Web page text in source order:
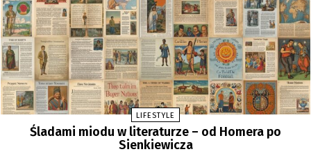
LIFESTYLE
Śladami miodu w literaturze – od Homera po
Sienkiewicza